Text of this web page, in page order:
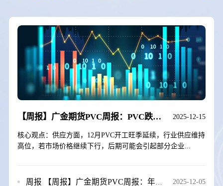
【周报】广金期货PVC周报：PVC跌跌不休，期价创再历史新低 20251212
核心观点：供应方面，12月PVC开工旺季延续，行业供应维持
高位，若市场价格继续下行，后期可能会引起部分企业...
2025-12-15
2025-12-05
周报 【周报】广金期货PVC周报：年底预期不佳，PVC再创新低 20251205